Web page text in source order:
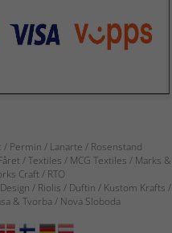
Permin / Lanarte / Rosenstand
/ Textiles / MCG Textiles / Marks &
Craft / RTO
/ Riolis / Duftin / Kustom Krafts /
& Tvorba / Nova Sloboda